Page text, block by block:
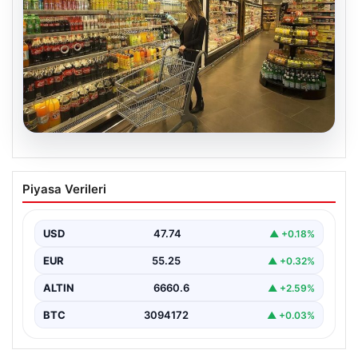
07.08.2026
Enflasyon verileri ne zaman
açıklanacak? 2026 TÜİK mart ayı
Piyasa Verileri
USD 47.74 ▲ +0.18%
EUR 55.25 ▲ +0.32%
ALTIN 6660.6 ▲ +2.59%
BTC 3094172 ▲ +0.03%